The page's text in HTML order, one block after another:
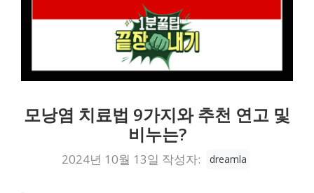
모낭염 치료법 9가지와 추천 연고 및
비누는?
2024년 10월 13일 작성자: dreamla